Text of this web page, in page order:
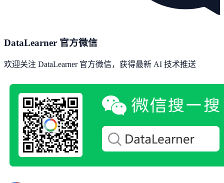
DataLearner 官方微信
欢迎关注 DataLearner 官方微信，获得最新 AI 技术推送